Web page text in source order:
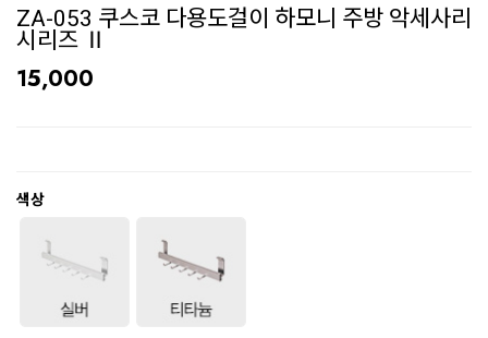
ZA-053 쿠스코 다용도걸이 하모니 주방 악세사리
시리즈 Ⅱ
15,000
색상